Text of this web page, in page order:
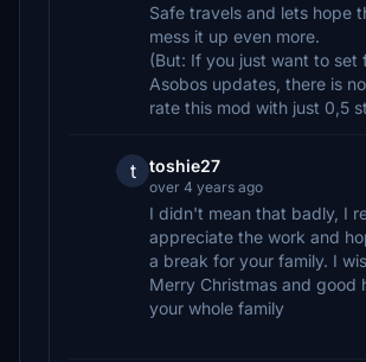
Safe travels and lets hope
mess it up even more.
(But: If you just want to set
Asobos updates, there is
rate this mod with just 0,5
t toshie27
over 4 years ago
I didn't mean that badly, I
appreciate the work and
a break for your family. I
Merry Christmas and good
your whole family